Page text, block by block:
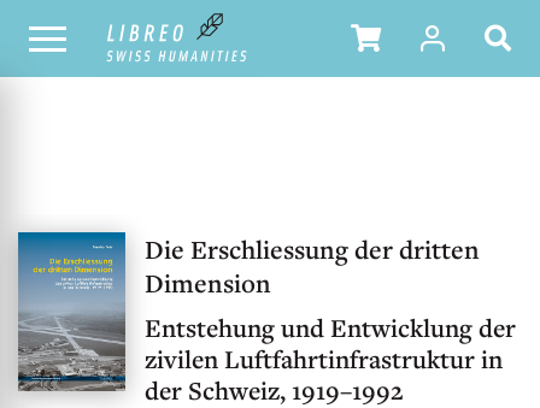
UNSER KATALOG INHALTSVERZEICHNIS
Die Erschliessung der dritten
Dimension
Entstehung und Entwicklung der
zivilen Luftfahrtinfrastruktur in
der Schweiz, 1919–1992